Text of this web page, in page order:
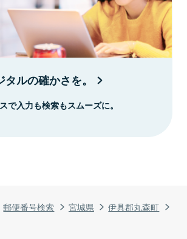
郵便番号検索 宮城県
伊具郡丸森町
ルの確かさを。
で入力も検索もスムーズに。